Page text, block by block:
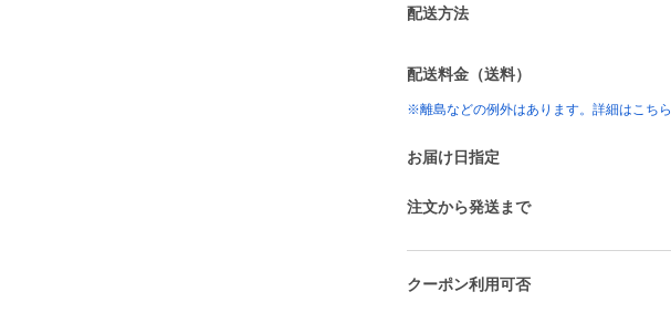
配送方法
配送料金（送料）
※離島などの例外はあります。詳細はこちら
お届け日指定
注文から発送まで
クーポン利用可否